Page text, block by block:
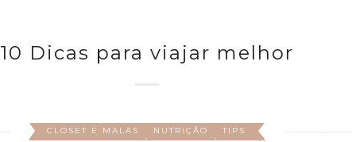
10 Dicas para viajar melhor
CLOSET E MALAS
,
NUTRIÇÃO
,
TIPS